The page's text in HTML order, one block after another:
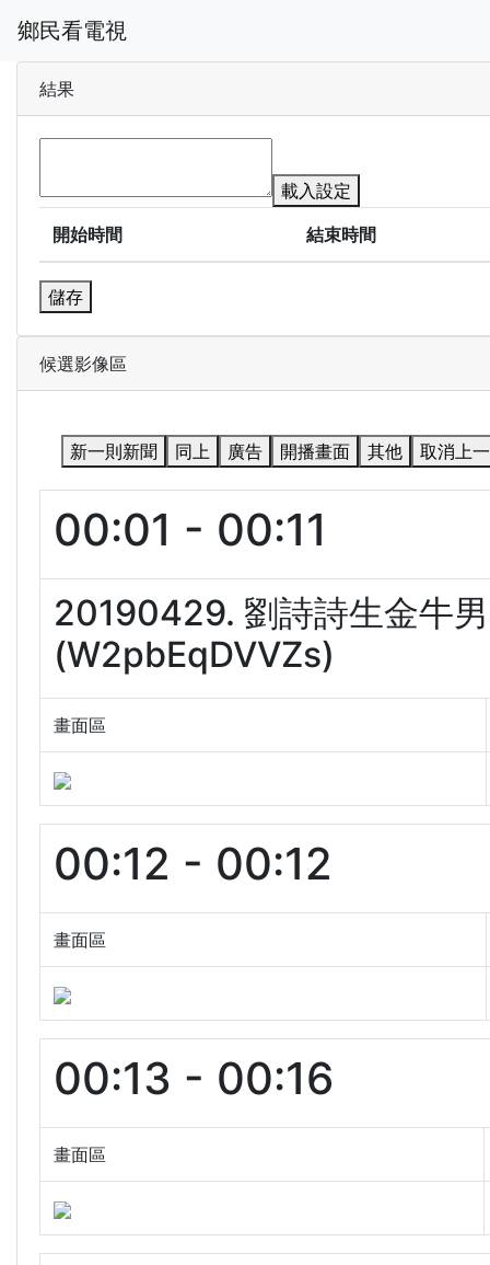
鄉民看電視
結果
載入設定
開始時間
結束時間
儲存
候選影像區
新一則新聞 同上 廣告 開播畫面 其他 取消上
00:01 - 00:11
20190429. 劉詩詩生金牛
(W2pbEqDVVZs)
畫面區
00:12 - 00:12
畫面區
00:13 - 00:16
畫面區